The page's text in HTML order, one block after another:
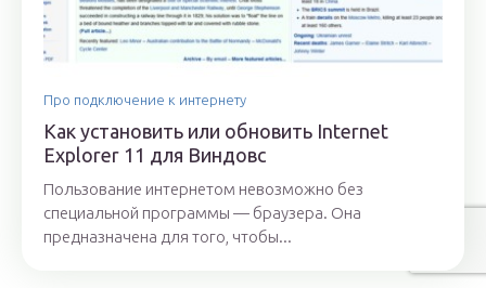
Про подключение к интернету
Как установить или обновить Internet
Explorer 11 для Виндовс
Пользование интернетом невозможно без
специальной программы — браузера. Она
предназначена для того, чтобы...